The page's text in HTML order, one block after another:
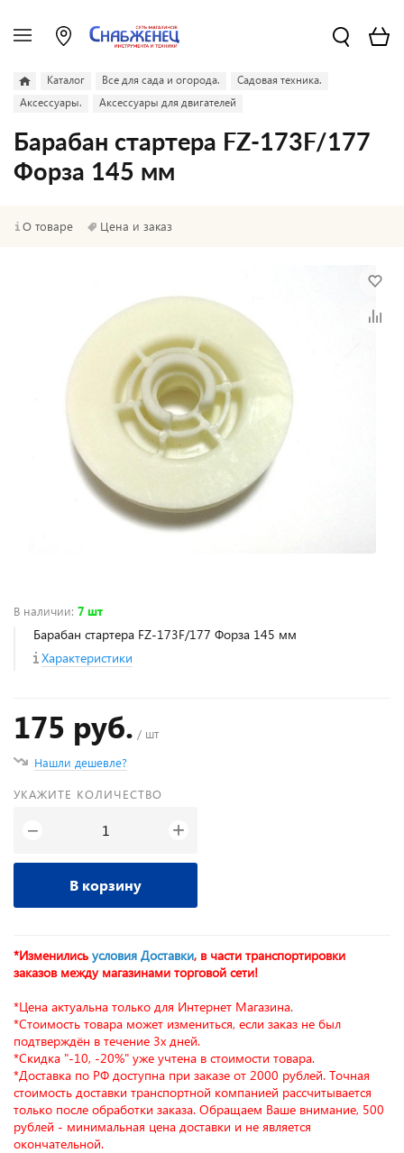
Каталог Все для сада и огорода.
Садовая техника.
Аксессуары.
Аксессуары для двигателей
Барабан стартера FZ-173F/177
Форза 145 мм
О товаре Цена и заказ
В наличии: 7 шт
Барабан стартера FZ-173F/177 Форза 145 мм
Характеристики
175 руб. / шт
Нашли дешевле?
УКАЖИТЕ КОЛИЧЕСТВО
− +
В корзину
*Изменились условия Доставки, в части транспортировки
заказов между магазинами торговой сети!
*Цена актуальна только для Интернет Магазина.
*Стоимость товара может измениться, если заказ не был
подтверждён в течение 3х дней.
*Скидка "-10, -20%" уже учтена в стоимости товара.
*Доставка по РФ доступна при заказе от 2000 рублей. Точная
стоимость доставки транспортной компанией рассчитывается
только после обработки заказа. Обращаем Ваше внимание, 500
рублей - минимальная цена доставки и не является
окончательной.